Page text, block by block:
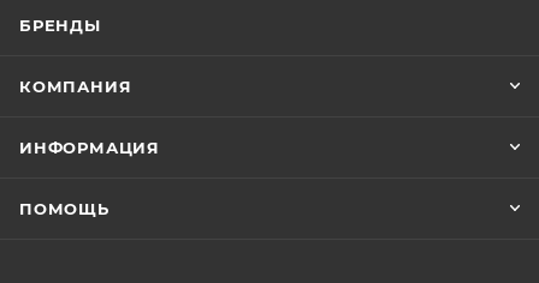
БРЕНДЫ
КОМПАНИЯ
ИНФОРМАЦИЯ
ПОМОЩЬ